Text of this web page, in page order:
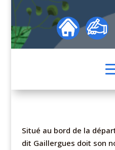
Situé au bord de la
dit Gaillergues doit son